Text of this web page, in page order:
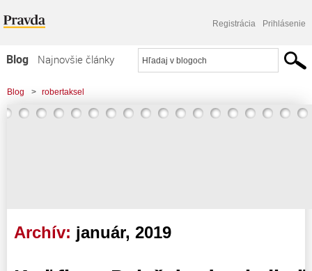
Registrácia Prihlásenie
Blog
Najnovšie články
Najčítanejšie články
Najkomentovanejšie články
Blog > robertaksel
Archív: január, 2019